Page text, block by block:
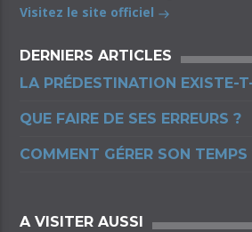
Visitez le site officiel
DERNIERS ARTICLES
LA PRÉDESTINATION EXISTE-
QUE FAIRE DE SES ERREURS ?
COMMENT GÉRER SON TEMPS
A VISITER AUSSI